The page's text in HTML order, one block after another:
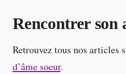
Rencontrer son
Retrouvez tous nos articles
d’âme soeur.